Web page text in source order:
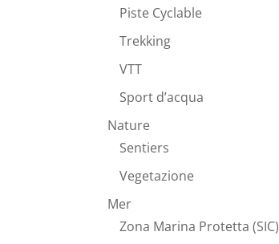
Piste Cyclable
Trekking
VTT
Sport d’acqua
Nature
Sentiers
Vegetazione
Mer
Zona Marina Protetta (SIC)